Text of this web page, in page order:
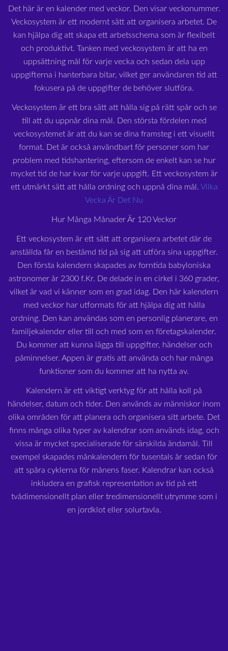
Det här är en kalender med veckor. Den visar veckonummer.
Veckosystem är ett modernt sätt att organisera arbetet. De
kan hjälpa dig att skapa ett arbetsschema som är flexibelt
och produktivt. Tanken med veckosystem är att ha en
uppsättning mål för varje vecka och sedan dela upp
uppgifterna i hanterbara bitar, vilket ger användaren tid att
fokusera på de uppgifter de behöver slutföra.
Veckosystem är ett bra sätt att hålla sig på rätt spår och se
till att du uppnår dina mål. Den största fördelen med
veckosystemet är att du kan se dina framsteg i ett visuellt
format. Det är också användbart för personer som har
problem med tidshantering, eftersom de enkelt kan se hur
mycket tid de har kvar för varje uppgift. Ett veckosystem är
ett utmärkt sätt att hålla ordning och uppnå dina mål. Vilka
Vecka Är Det Nu
Hur Många Månader Är 120 Veckor
Ett veckosystem är ett sätt att organisera arbetet där de
anställda får en bestämd tid på sig att utföra sina uppgifter.
Den första kalendern skapades av forntida babyloniska
astronomer år 2300 f.Kr. De delade in en cirkel i 360 grader,
vilket är vad vi känner som en grad idag. Den här kalendern
med veckor har utformats för att hjälpa dig att hålla
ordning. Den kan användas som en personlig planerare, en
familjekalender eller till och med som en företagskalender.
Du kommer att kunna lägga till uppgifter, händelser och
påminnelser. Appen är gratis att använda och har många
funktioner som du kommer att ha nytta av.
Kalendern är ett viktigt verktyg för att hålla koll på
händelser, datum och tider. Den används av människor inom
olika områden för att planera och organisera sitt arbete. Det
finns många olika typer av kalendrar som används idag, och
vissa är mycket specialiserade för särskilda ändamål. Till
exempel skapades månkalendern för tusentals år sedan för
att spåra cyklerna för månens faser. Kalendrar kan också
inkludera en grafisk representation av tid på ett
tvådimensionellt plan eller tredimensionellt utrymme som i
en jordklot eller solurtavla.